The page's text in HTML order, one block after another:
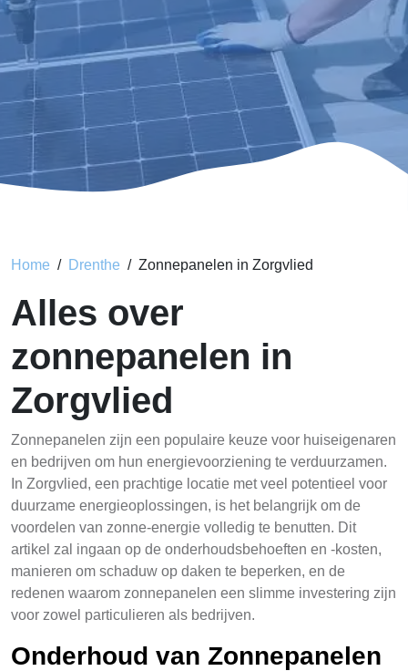
Home Drenthe Zonnepanelen in Zorgvlied
Alles over
zonnepanelen in
Zorgvlied
Zonnepanelen zijn een populaire keuze voor huiseigenaren
en bedrijven om hun energievoorziening te verduurzamen.
In Zorgvlied, een prachtige locatie met veel potentieel voor
duurzame energieoplossingen, is het belangrijk om de
voordelen van zonne-energie volledig te benutten. Dit
artikel zal ingaan op de onderhoudsbehoeften en -kosten,
manieren om schaduw op daken te beperken, en de
redenen waarom zonnepanelen een slimme investering zijn
voor zowel particulieren als bedrijven.
Onderhoud van Zonnepanelen